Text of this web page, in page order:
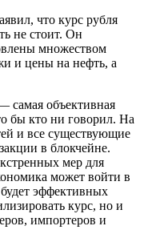
что курс рубля
не стоит. Он
множеством
и цены на нефть, а
самая объективная
бы кто ни говорил. На
и все существующие
в блокчейне.
мер для
может войти в
эффективных
курс, но и
импортеров и